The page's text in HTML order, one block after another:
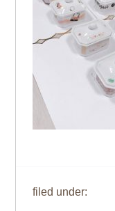
filed under: